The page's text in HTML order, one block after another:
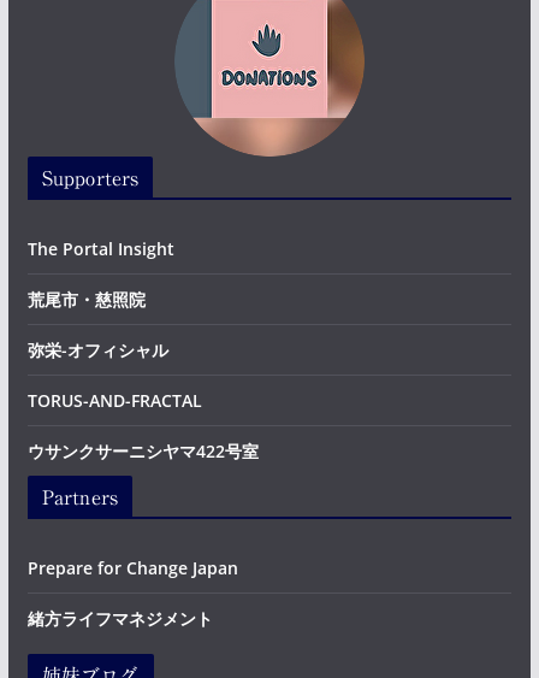
Supporters
The Portal Insight
荒尾市・慈照院
弥栄-オフィシャル
TORUS-AND-FRACTAL
ウサンクサーニシヤマ422号室
Partners
Prepare for Change Japan
緒方ライフマネジメント